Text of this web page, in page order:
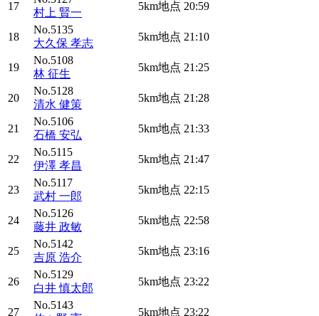
17
村上 賢一
5km地点 20:59
18
No.5135
大久保 孝志
5km地点 21:10
19
No.5108
林 征生
5km地点 21:25
20
No.5128
清水 健策
5km地点 21:28
21
No.5106
石橋 安弘
5km地点 21:33
22
No.5115
伊澤 孝昌
5km地点 21:47
23
No.5117
武村 一郎
5km地点 22:15
24
No.5126
藤井 政敏
5km地点 22:58
25
No.5142
吉原 浩介
5km地点 23:16
26
No.5129
白井 慎太郎
5km地点 23:22
27
No.5143
5km地点 23:22